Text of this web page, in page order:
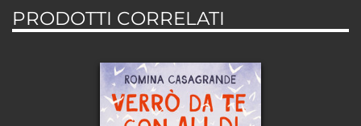
PRODOTTI CORRELATI